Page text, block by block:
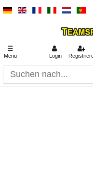
☰
Menü Login